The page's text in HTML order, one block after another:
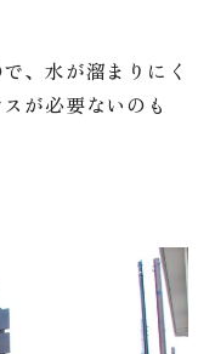
、水が溜まりにく
が必要ないのも